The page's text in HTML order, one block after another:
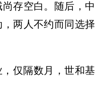
存空白。随后，中
两人不约而同选择
仅隔数月，世和基